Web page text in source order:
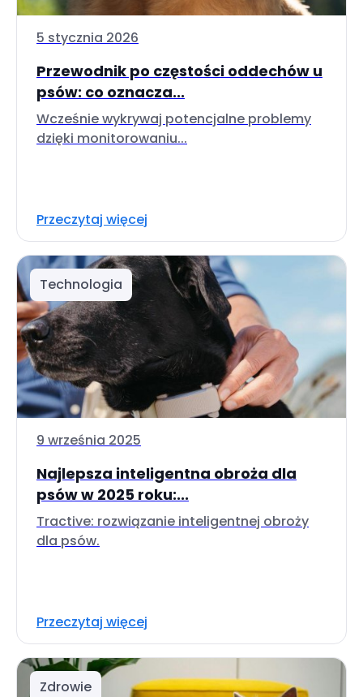
5 stycznia 2026
Przewodnik po częstości oddechów u
psów: co oznacza...
Wcześnie wykrywaj potencjalne problemy
dzięki monitorowaniu...
Przeczytaj więcej
Technologia
9 września 2025
Najlepsza inteligentna obroża dla
psów w 2025 roku:...
Tractive: rozwiązanie inteligentnej obroży
dla psów.
Przeczytaj więcej
Zdrowie